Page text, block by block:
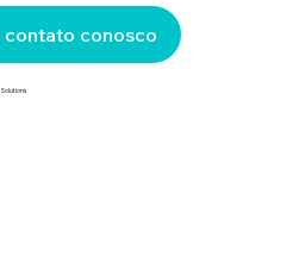
contato conosco
Solutions